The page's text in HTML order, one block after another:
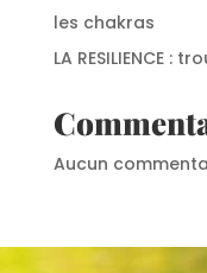
les chakras
LA RESILIENCE :
Aucun